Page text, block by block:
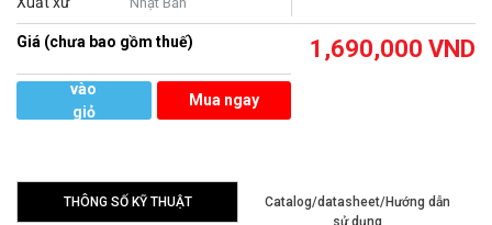
Giá (chưa bao gồm thuế) 1,690,000 VND
vào
giỏ
Mua ngay
THÔNG SỐ KỸ THUẬT
Catalog/datasheet/Hướng dẫn
sử dụng